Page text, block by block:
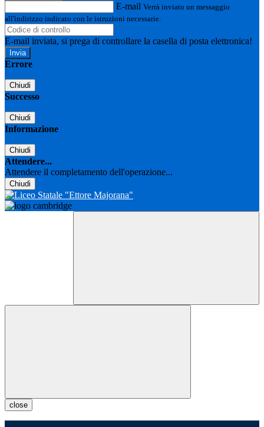
E-mail Verrà inviato un messaggio
all'indirizzo indicato con le istruzioni necessarie.
E-mail inviata, si prega di controllare la casella di posta elettronica!
Errore
Chiudi
Successo
Chiudi
Informazione
Chiudi
Attendere...
Attendere il completamento dell'operazione...
Chiudi
close